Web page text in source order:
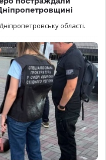
області.